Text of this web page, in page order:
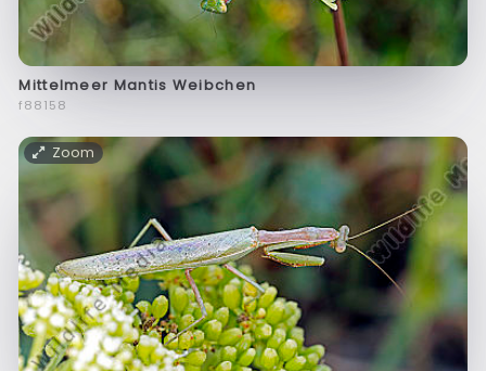
Mittelmeer Mantis Weibchen
f88158
Zoom